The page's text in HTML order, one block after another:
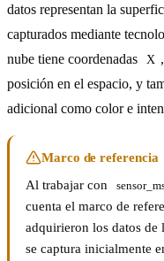
datos representan la
capturados mediante
nube tiene coordenadas
X ,
posición en el espacio, y
adicional como color e
Marco de referencia
Al trabajar con
cuenta el marco de
adquirieron los datos de
se captura inicialmente